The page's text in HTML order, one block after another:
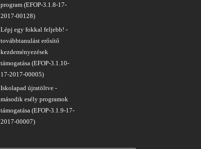
program (EFOP-3.1.8-17-
2017-00128)
Lépj egy fokkal feljebb! -
továbbtanulást erősítő
kezdeményezések
támogatása (EFOP-3.1.10-
17-2017-00005)
Iskolapad újratöltve -
második esély programok
támogatása (EFOP-3.1.9-17-
2017-00007)